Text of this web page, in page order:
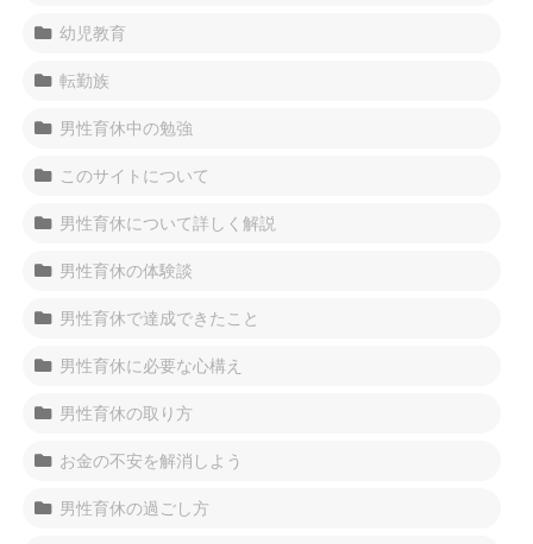
幼児教育
転勤族
男性育休中の勉強
このサイトについて
男性育休について詳しく解説
男性育休の体験談
男性育休で達成できたこと
男性育休に必要な心構え
男性育休の取り方
お金の不安を解消しよう
男性育休の過ごし方